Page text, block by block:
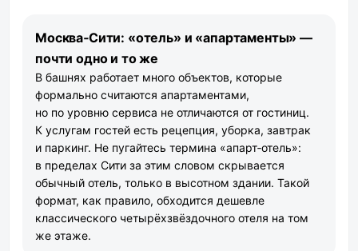
Москва‑Сити: «отель» и «апартаменты» —
почти одно и то же
В башнях работает много объектов, которые
формально считаются апартаментами,
но по уровню сервиса не отличаются от гостиниц.
К услугам гостей есть рецепция, уборка, завтрак
и паркинг. Не пугайтесь термина «апарт‑отель»:
в пределах Сити за этим словом скрывается
обычный отель, только в высотном здании. Такой
формат, как правило, обходится дешевле
классического четырёхзвёздочного отеля на том
же этаже.